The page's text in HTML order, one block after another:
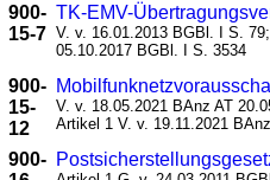
900-
15-7
TK-EMV-
V. v. 16.01.2013 BGBl. I S.
05.10.2017 BGBl. I S. 3534
900-
15-
12
V. v. 18.05.2021 BAnz AT
Artikel 1 V. v. 19.11.2021
900-